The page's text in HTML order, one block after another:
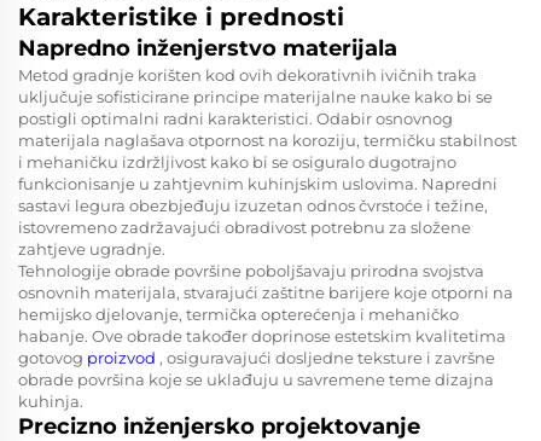
Karakteristike i prednosti
Napredno inženjerstvo materijala
Metod gradnje korišten kod ovih dekorativnih ivičnih traka
uključuje sofisticirane principe materijalne nauke kako bi se
postigli optimalni radni karakteristici. Odabir osnovnog
materijala naglašava otpornost na koroziju, termičku stabilnost
i mehaničku izdržljivost kako bi se osiguralo dugotrajno
funkcionisanje u zahtjevnim kuhinjskim uslovima. Napredni
sastavi legura obezbjeđuju izuzetan odnos čvrstoće i težine,
istovremeno zadržavajući obradivost potrebnu za složene
zahtjeve ugradnje.
Tehnologije obrade površine poboljšavaju prirodna svojstva
osnovnih materijala, stvarajući zaštitne barijere koje otporni na
hemijsko djelovanje, termička opterećenja i mehaničko
habanje. Ove obrade također doprinose estetskim kvalitetima
gotovog proizvod , osiguravajući dosljedne teksture i završne
obrade površina koje se uklađuju u savremene teme dizajna
kuhinja.
Precizno inženjersko projektovanje